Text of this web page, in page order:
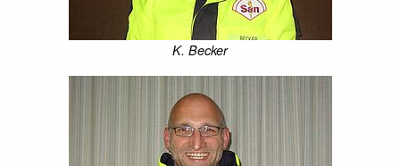
K. Becker